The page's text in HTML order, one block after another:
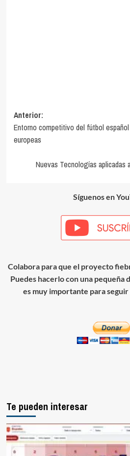
Navegación
de
entradas
Anterior:
Entorno competitivo del fútbol
europeas
Nuevas Tecnologías aplicadas
Síguenos en
Colabora para que el proyecto
Puedes hacerlo con una pequeña
es muy importante para
Te pueden interesar